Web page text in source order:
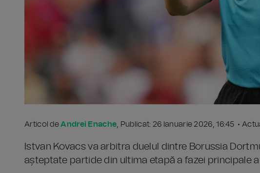
Articol deAndrei Enache, Publicat: 26 Ianuarie 2026, 16:45 •
Istvan Kovacs va arbitra duelul dintre Borussia
așteptate partide din ultima etapă a fazei principale